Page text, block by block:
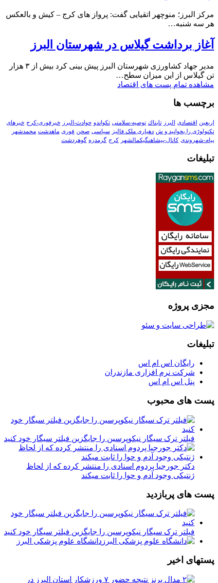
مرکز البرز؛ منوچهر اتقیایی گفت: پرواز های کرج – کیش و بالعکس
هر سه شنبه…
آغاز برداشت گیلاس در شهرستان البرز
مدیر جهاد کشاورزی شهرستان البرز پیش بینی کرد بیش از ۳ هزار
تن گیلاس از این میزان سطح…
مشاهده تمام پست های اقتصاد
برچسب ها
اربعین اقتصادی البرز تابناك توصیه-سلامتی تکواندو حوادث-البرز خبرفوری-کرج خبرهای
تکنولوڑی را بخوانید و ش دهیاری ملک فالیز سیاسی صحن فوری ماهدشت محمدشهر
پیام-شهروندی کانال-پیشاهنگیکمالشهر کرج گرمدره گوهردشت
تبلیغات
مجزی پروژه
تبلیغات
رایگان اس ام اس
شرکت نرم افزاری مازندران
پنل اس ام اس
پست های محبوب
فیلتر ترک سیگار نیکوپرسین را جایگزین فیلتر سیگار خود کنید
دکتر جورجیا پردوم اسنادی را منتشر کرده که از لحاظ
ژنتیکی وجود آدم و حوا را ثابت میکند
پست های پربازدید
فیلتر ترک سیگار نیکوپرسین را جایگزین فیلتر سیگار خود کنید
دانشگاه علوم پزشکی البرز
پستهای اخیر